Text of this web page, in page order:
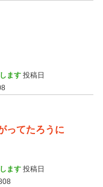
ます 投稿日
ってたろうに
ます 投稿日